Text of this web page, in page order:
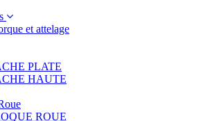
et attelage
PLATE
HAUTE
ROUE